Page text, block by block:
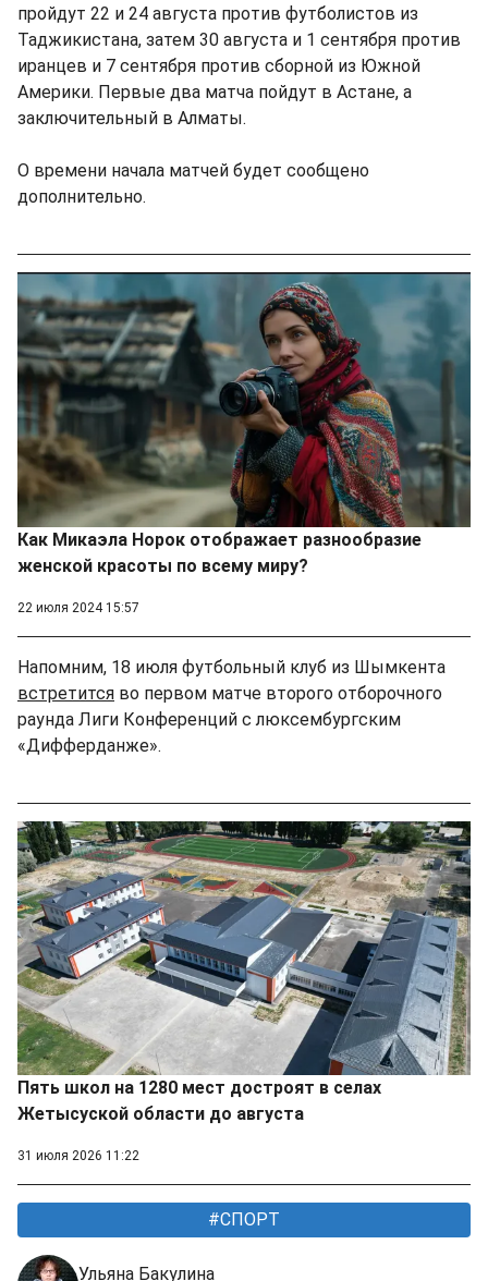
пройдут 22 и 24 августа против футболистов из
Таджикистана, затем 30 августа и 1 сентября против
иранцев и 7 сентября против сборной из Южной
Америки. Первые два матча пойдут в Астане, а
заключительный в Алматы.
О времени начала матчей будет сообщено
дополнительно.
Как Микаэла Норок отображает разнообразие
женской красоты по всему миру?
22 июля 2024 15:57
Напомним, 18 июля футбольный клуб из Шымкента
встретится во первом матче второго отборочного
раунда Лиги Конференций с люксембургским
«Дифферданже».
Пять школ на 1280 мест достроят в селах
Жетысуской области до августа
31 июля 2026 11:22
СПОРТ
Ульяна Бакулина